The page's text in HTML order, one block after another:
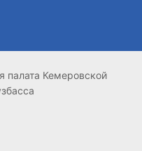
Кемеровской